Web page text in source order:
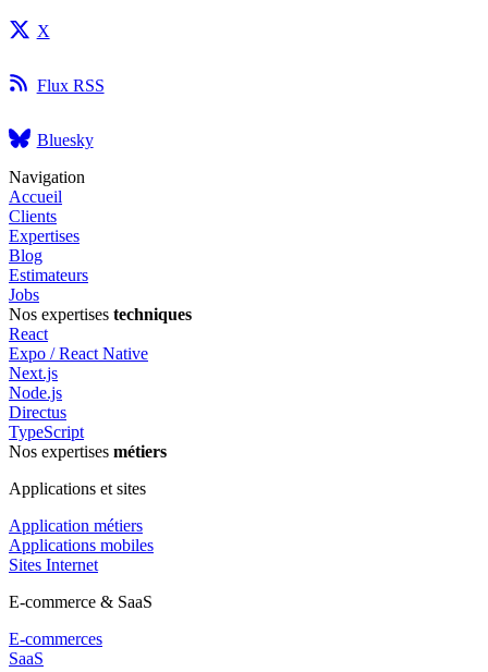
X
Flux RSS
Bluesky
Navigation
Accueil
Clients
Expertises
Blog
Estimateurs
Jobs
Nos expertises techniques
React
Expo / React Native
Next.js
Node.js
Directus
TypeScript
Nos expertises métiers
Applications et sites
Application métiers
Applications mobiles
Sites Internet
E-commerce & SaaS
E-commerces
SaaS